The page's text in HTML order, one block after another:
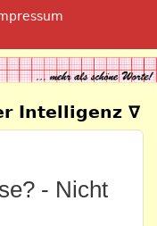
Intelligenz ∇
- Nicht